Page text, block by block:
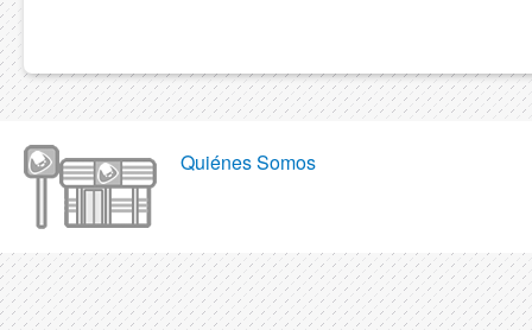
Quiénes Somos